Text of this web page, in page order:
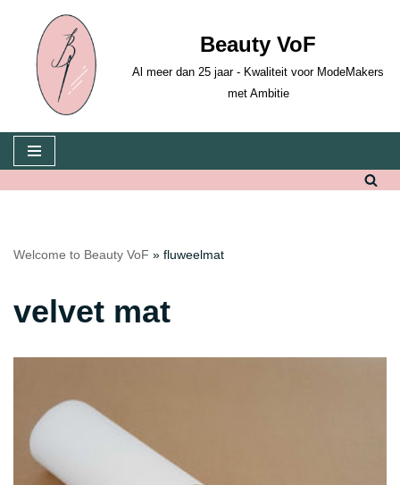
Skip
content
Beauty VoF
Al meer dan 25 jaar - Kwaliteit voor ModeMakers
met Ambitie
Welcome to Beauty VoF » fluweelmat
velvet mat